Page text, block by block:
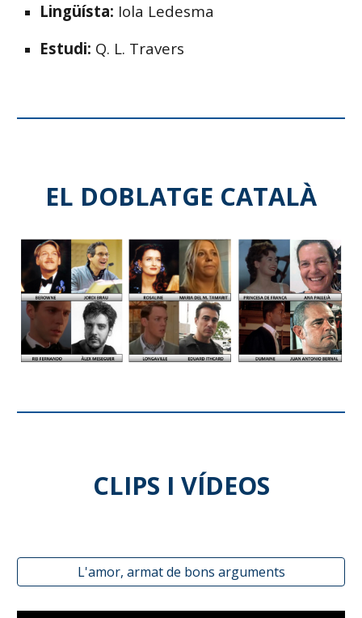
Lingüísta: Iola Ledesma
Estudi: Q. L. Travers
EL DOBLATGE CATALÀ
CLIPS I VÍDEOS
L'amor, armat de bons arguments